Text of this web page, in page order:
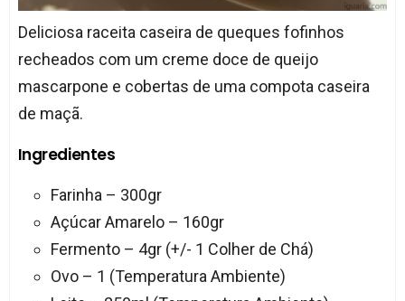
Deliciosa raceita caseira de queques fofinhos
recheados com um creme doce de queijo
mascarpone e cobertas de uma compota caseira
de maçã.
Ingredientes
Farinha – 300gr
Açúcar Amarelo – 160gr
Fermento – 4gr (+/- 1 Colher de Chá)
Ovo – 1 (Temperatura Ambiente)